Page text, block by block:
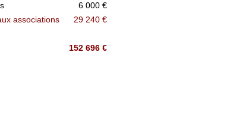
6 000 €
associations
29 240 €
152 696 €